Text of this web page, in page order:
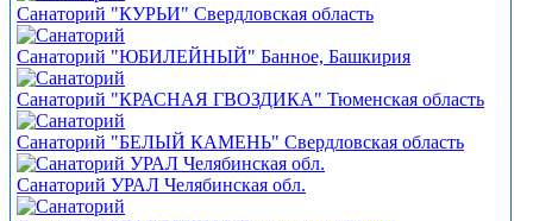
Санаторий "КУРЬИ" Свердловская область
Санаторий "ЮБИЛЕЙНЫЙ" Банное, Башкирия
Санаторий "КРАСНАЯ ГВОЗДИКА" Тюменская область
Санаторий "БЕЛЫЙ КАМЕНЬ" Свердловская область
Санаторий УРАЛ Челябинская обл.